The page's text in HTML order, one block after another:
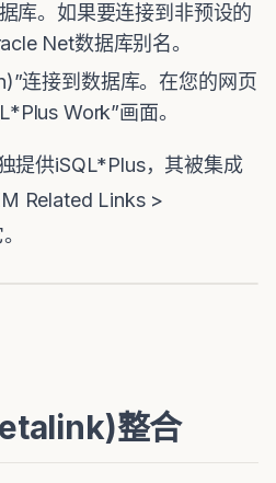
库。如果要连接到非预设的
Net数据库别名。
连接到数据库。在您的网页
Work”画面。
提供iSQL*Plus，其被集成
Related Links >
整合